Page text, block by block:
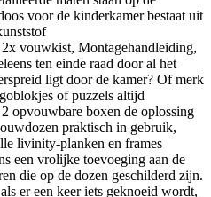
voor de kinderkamer bestaat uit
vouwkist, Montagehandleiding,
ten einde raad door al het
ligt door de kamer? Of merk
of puzzels altijd
opvouwbare boxen de oplossing
praktisch in gebruik,
livinity-planken en frames
een vrolijke toevoeging aan de
die op de dozen geschilderd zijn.
er een keer iets geknoeid wordt,